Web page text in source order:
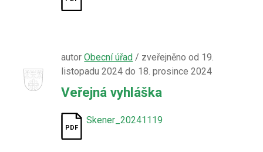
autorObecní úřad / zveřejněno od 19.
listopadu 2024 do 18. prosince 2024
Veřejná vyhláška
Skener_20241119